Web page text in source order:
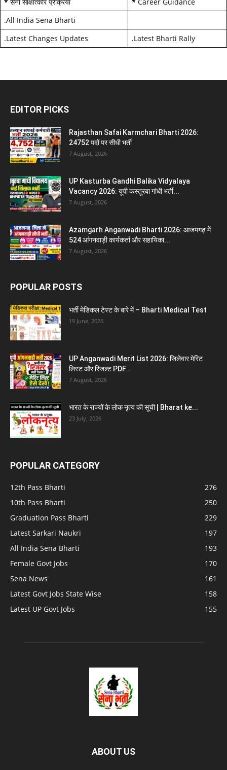
.All India Sena Bharti
.Latest Changes Updates .Latest Bharti Rally
EDITOR PICKS
Rajasthan Safai Karmchari Bharti 2026:
24752 पदों पर सीधी भर्ती
7 August, 2026
UP Kasturba Gandhi Balika Vidyalaya
Vacancy 2026: यूपी कस्तूरबा गांधी भर्ती...
7 August, 2026
Azamgarh Anganwadi Bharti 2026: आजमगढ़ में
524 आंगनवाड़ी कार्यकर्ता और सहायिका...
7 August, 2026
POPULAR POSTS
भर्ती मेडिकल टेस्ट के बारे में – Bharti Medical Test
19 June, 2026
UP Anganwadi Merit List 2026: जिलेवार मेरिट
लिस्ट और रिजल्ट PDF...
7 August, 2026
भारत के राज्यों के लोक नृत्य की सूची | Bharat ke...
23 July, 2026
POPULAR CATEGORY
12th Pass Bharti
276
10th Pass Bharti
250
Graduation Pass Bharti
229
Latest Sarkari Naukri
197
All India Sena Bharti
193
Female Govt Jobs
170
Sena News
161
Latest Govt Jobs State Wise
158
Latest UP Govt Jobs
155
ABOUT US